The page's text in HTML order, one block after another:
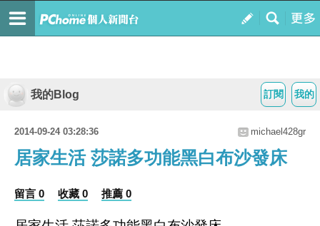
我的
訂閱
我的Blog
2014-09-24 03:28:36 michael428gr
居家生活 莎諾多功能黑白布沙發床
留言 0 收藏 0 推薦 0